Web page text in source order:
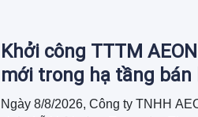
Khởi công TTTM
mới trong hạ tầng
Ngày 8/8/2026, Công ty TNHH